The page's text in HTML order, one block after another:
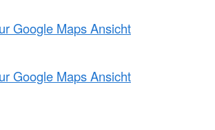
Google Maps Ansicht
Google Maps Ansicht